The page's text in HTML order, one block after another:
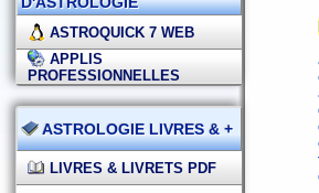
ASTROQUICK 7 WEB
APPLIS
PROFESSIONNELLES
ASTROLOGIE LIVRES & +
LIVRES & LIVRETS PDF